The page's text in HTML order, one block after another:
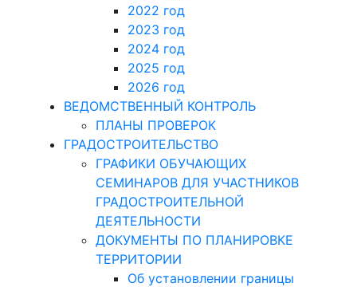
2022 год
2023 год
2024 год
2025 год
2026 год
ВЕДОМСТВЕННЫЙ КОНТРОЛЬ
ПЛАНЫ ПРОВЕРОК
ГРАДОСТРОИТЕЛЬСТВО
ГРАФИКИ ОБУЧАЮЩИХ
СЕМИНАРОВ ДЛЯ УЧАСТНИКОВ
ГРАДОСТРОИТЕЛЬНОЙ
ДЕЯТЕЛЬНОСТИ
ДОКУМЕНТЫ ПО ПЛАНИРОВКЕ
ТЕРРИТОРИИ
Об установлении границы